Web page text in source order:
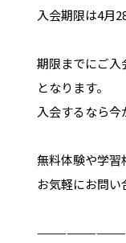
入会期限は4月
期限までにご入
となります。
入会するなら今
無料体験や学習
お気軽にお問い